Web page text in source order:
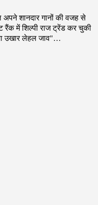
शानदार गानों की वजह से
रैंक में शिल्पी राज ट्रेंड कर चुकी
उखार लेहल जाव"…